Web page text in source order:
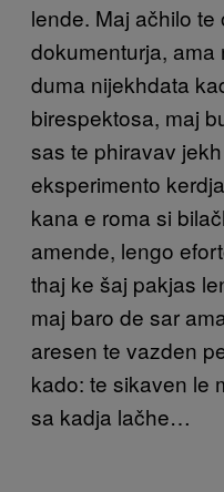
lende. Maj ačhilo
dokumenturja,
duma nijekhdata
birespektosa, maj
sas te phiravav
eksperimento
kana e roma si
amende, lengo
thaj ke šaj pakjas
maj baro de sar
aresen te vazden
kado: te sikaven le
sa kadja lačhe…